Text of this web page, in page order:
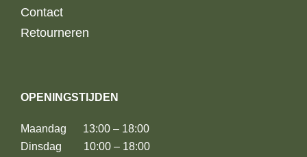
Contact
Retourneren
OPENINGSTIJDEN
Maandag 13:00 – 18:00
Dinsdag 10:00 – 18:00